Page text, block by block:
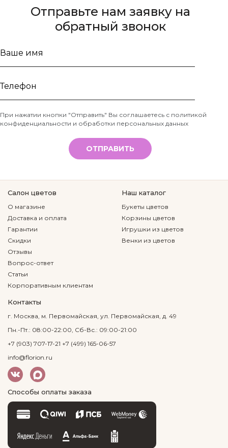
Отправьте нам заявку на
обратный звонок
Ваше
Телефон
*
При нажатии кнопки "Отправить" Вы соглашаетесь с политикой
конфиденциальности и обработки персональных данных
ОТПРАВИТЬ
Салон цветов
О магазине
Доставка и оплата
Гарантии
Скидки
Отзывы
Вопрос-ответ
Статьи
Корпоративным клиентам
Наш каталог
Букеты цветов
Корзины цветов
Игрушки из цветов
Венки из цветов
Контакты
г. Москва, м. Первомайская, ул. Первомайская, д. 49
Пн.-Пт.: 08:00-22:00, Сб-Вс.: 09:00-21:00
+7 (903) 707-17-21 +7 (499) 165-06-57
info@florion.ru
Способы оплаты заказа